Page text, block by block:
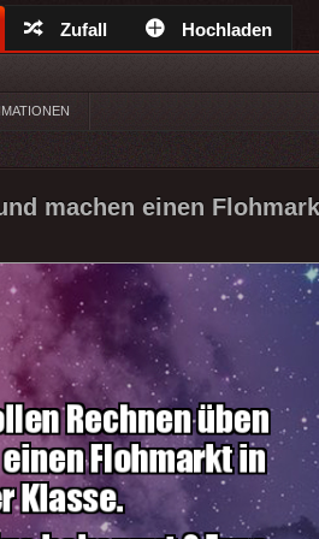
Zufall Hochladen
machen einen